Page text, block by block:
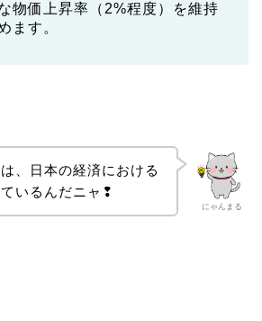
物価上昇率（2%程度）を維持
ます。
にゃんまる
、日本の経済における
いるんだニャ❢